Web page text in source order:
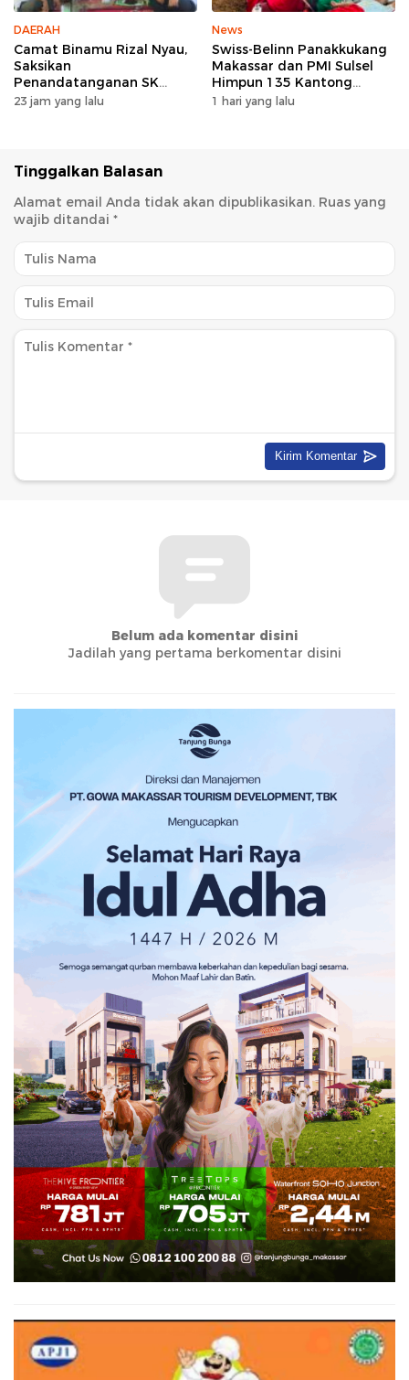
DAERAH
Camat Binamu Rizal Nyau,
Saksikan
Penandatanganan SK
Pengurus KWKD, Tegaskan
23 jam yang lalu
News
Swiss-Belinn Panakkukang
Makassar dan PMI Sulsel
Himpun 135 Kantong
Darah Lewat Aksi Donor
1 hari yang lalu
Tinggalkan Balasan
Alamat email Anda tidak akan dipublikasikan. Ruas yang
wajib ditandai *
Belum ada komentar disini
Jadilah yang pertama berkomentar disini